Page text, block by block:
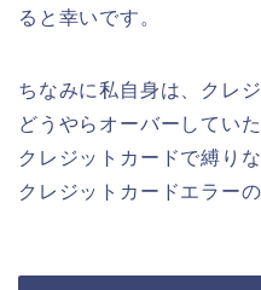
ると幸いです。
ちなみに私自身は、クレ
どうやらオーバーしてい
クレジットカードで縛り
クレジットカードエラー